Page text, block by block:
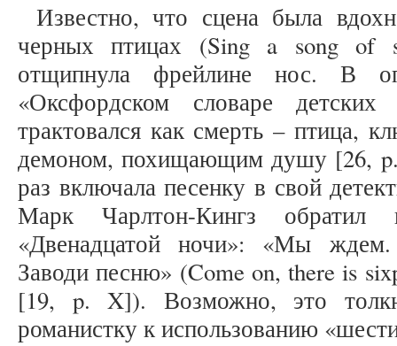
Известно, что сцена была
черных птицах (Sing a song of
отщипнула фрейлине нос. В
«Оксфордском словаре
трактовался как смерть – птица,
демоном, похищающим душу [26, p.
раз включала песенку в свой
Марк Чарлтон-Кингз
«Двенадцатой ночи»: «Мы
Заводи песню» (Come on, there is
[19, p. X]). Возможно, это
романистку к использованию